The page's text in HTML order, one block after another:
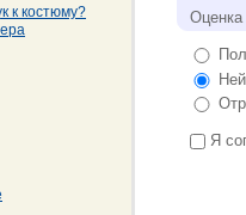
к костюму?
Во-
Во-
Какие
Мы
Оценка
Я